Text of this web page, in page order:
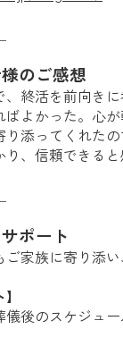
のご感想
終活を前向きに
よかった。心が
添ってくれたの
、信頼できると
ポート
家族に寄り添
後のスケジュ